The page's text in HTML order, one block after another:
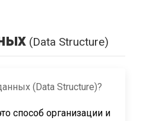
(Data Structure)
(Data Structure)?
способ организации и